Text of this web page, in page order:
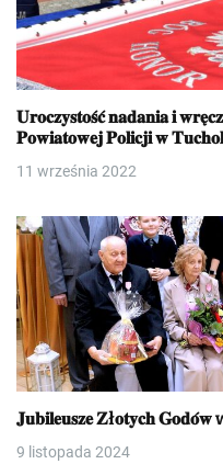
𝐔𝐫𝐨𝐜𝐳𝐲𝐬𝐭𝐨𝐬́𝐜́ 𝐧𝐚𝐝𝐚𝐧𝐢𝐚 𝐢
𝐏𝐨𝐰𝐢𝐚𝐭𝐨𝐰𝐞𝐣 𝐏𝐨𝐥𝐢𝐜𝐣𝐢 𝐰
11 września 2022
𝐉𝐮𝐛𝐢𝐥𝐞𝐮𝐬𝐳𝐞 𝐙ł𝐨𝐭𝐲𝐜𝐡
9 listopada 2024